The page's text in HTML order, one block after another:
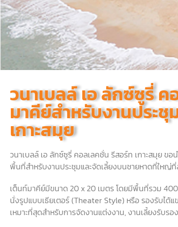
วนาเบลล์ เอ ลักซ์ซูรี่
มาคีย์สำหรับงานประ
เกาะสมุย
วนาเบลล์ เอ ลักซ์ซูรี่ คอลเลคชั่น รีสอร์ท เกาะสมุย ข
พื้นที่สำหรับงานประชุมและจัดเลี้ยงบนชายหาดที่ใหญ่
เต็นท์มาคีย์มีขนาด 20 x 20 เมตร โดยมีพื้นที่รวม 400
นั่งรูปแบบเธียเตอร์ (Theater Style) หรือ รองรับได้แ
เหมาะที่สุดสำหรับการจัดงานแต่งงาน,งานเลี้ยงรับรอง